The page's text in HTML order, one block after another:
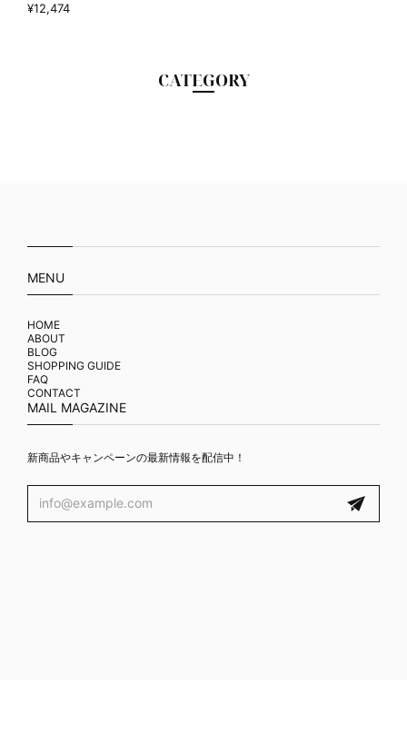
¥12,474
CATEGORY
MENU
HOME
ABOUT
BLOG
SHOPPING GUIDE
FAQ
CONTACT
MAIL MAGAZINE
新商品やキャンペーンの最新情報を配信中！